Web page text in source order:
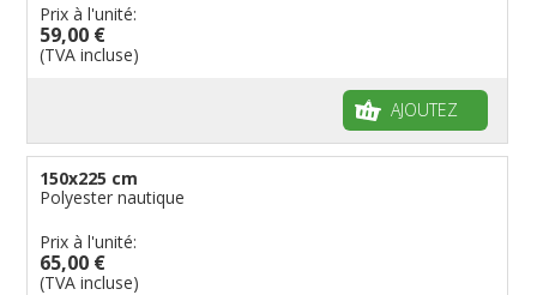
Prix à l'unité:
59,00 €
(TVA incluse)
AJOUTEZ
150x225 cm
Polyester nautique
Prix à l'unité:
65,00 €
(TVA incluse)